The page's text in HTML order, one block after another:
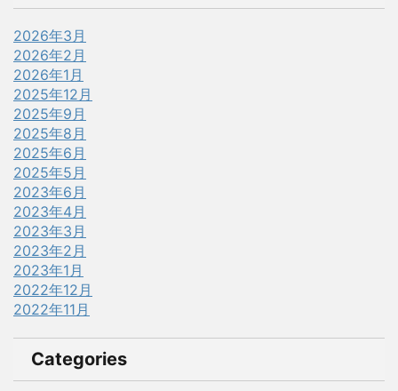
2026年3月
2026年2月
2026年1月
2025年12月
2025年9月
2025年8月
2025年6月
2025年5月
2023年6月
2023年4月
2023年3月
2023年2月
2023年1月
2022年12月
2022年11月
Categories